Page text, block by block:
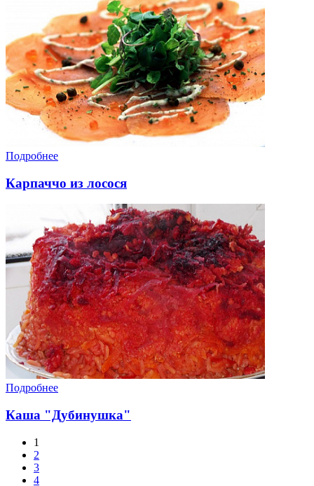
Подробнее
Карпаччо из лосося
Подробнее
Каша "Дубинушка"
1
2
3
4